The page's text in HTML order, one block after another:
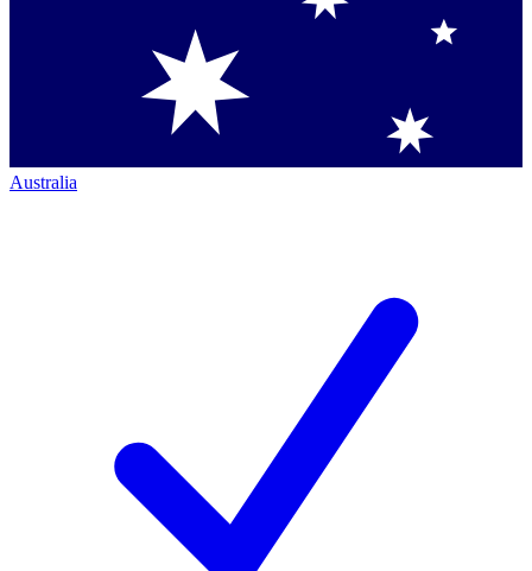
Australia